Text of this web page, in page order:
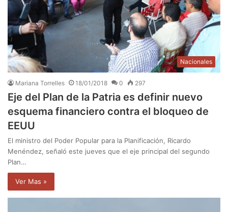
Nacionales
Mariana Torrelles 18/01/2018 0 297
Eje del Plan de la Patria es definir nuevo
esquema financiero contra el bloqueo de
EEUU
El ministro del Poder Popular para la Planificación, Ricardo
Menéndez, señaló este jueves que el eje principal del segundo
Plan…
Ver Mas »